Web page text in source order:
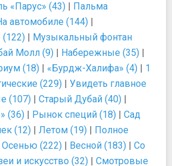
«Парус» (43) | Пальма
автомобиле (144) |
| Музыкальный фонтан
Молл (9) | Набережные (35) |
(18) | «Бурдж-Халифа» (4) | 1
(229) | Увидеть главное
(107) | Старый Дубай (40) |
(36) | Рынок специй (18) | Сад
(12) | Летом (19) | Полное
Осенью (222) | Весной (183) | Со
и искусство (32) | Смотровые